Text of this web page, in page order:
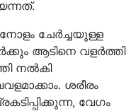
ചേര്‍ച്ചയുള്ള
ആടിനെ വളര്‍ത്തി
നല്‍കി
ശരീരം
വേഗം